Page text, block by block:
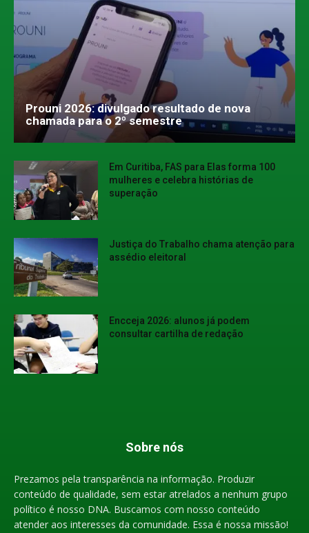
Prouni 2026: divulgado resultado de nova
chamada para o 2º semestre
Em Curitiba, FAS para Elas forma 100
mulheres e celebra histórias de
superação
Justiça do Trabalho chama atenção para
assédio eleitoral
Encceja 2026: alunos já podem
consultar cartilha de redação
Sobre nós
Prezamos pela transparência na informação. Produzir
conteúdo de qualidade, sem estar atrelados a nenhum grupo
político é nosso DNA. Buscamos com nosso conteúdo
atender aos interesses da comunidade. Essa é nossa missão!